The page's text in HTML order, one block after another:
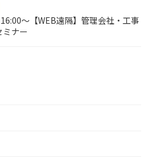
～【WEB遠隔】管理会社・工事
ミナー